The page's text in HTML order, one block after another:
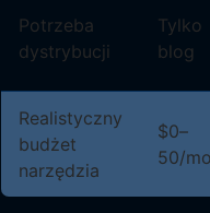
Potrzeba
dystrybucji
Tylko
blog
Realistyczny
budżet
narzędzia
$0–
50/mo